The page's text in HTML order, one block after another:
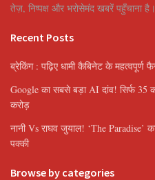
तेज़, निष्पक्ष और भरोसेमंद खबरें पहुँचाना है।
Recent Posts
ब्रेकिंग : पढ़िए धामी कैबिनेट के महत्वपूर्ण
Google का सबसे बड़ा AI दांव! सिर्फ 35
करोड़
नानी Vs राघव जुयाल! ‘The
पक्की
Browse by categories